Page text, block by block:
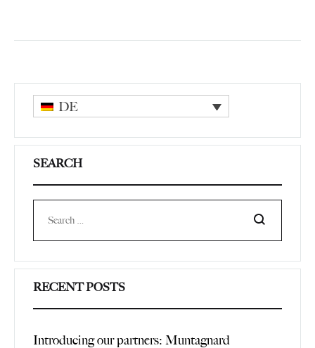
DE
SEARCH
Search
RECENT POSTS
Introducing our partners: Muntagnard